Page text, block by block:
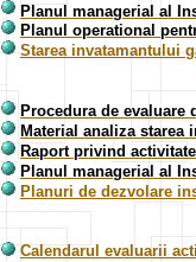
Planul managerial al
Planul operational
Starea invatamantului
Procedura de
Material analiza starea
Raport privind
Planul managerial al
Planuri de dezvolare
Calendarul evaluarii